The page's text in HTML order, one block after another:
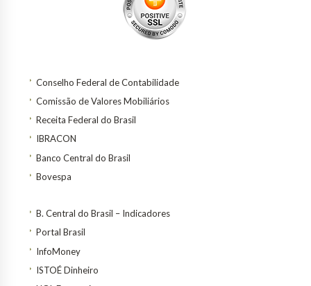
Conselho Federal de Contabilidade
Comissão de Valores Mobiliários
Receita Federal do Brasil
IBRACON
Banco Central do Brasil
Bovespa
B. Central do Brasil – Indicadores
Portal Brasil
InfoMoney
ISTOÉ Dinheiro